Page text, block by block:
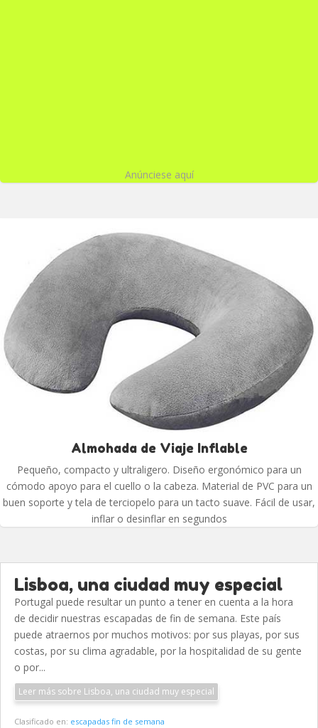
Anúnciese aquí
Almohada de Viaje Inflable
Pequeño, compacto y ultraligero. Diseño ergonómico para un
cómodo apoyo para el cuello o la cabeza. Material de PVC para un
buen soporte y tela de terciopelo para un tacto suave. Fácil de usar,
inflar o desinflar en segundos
Lisboa, una ciudad muy especial
Portugal puede resultar un punto a tener en cuenta a la hora
de decidir nuestras escapadas de fin de semana. Este país
puede atraernos por muchos motivos: por sus playas, por sus
costas, por su clima agradable, por la hospitalidad de su gente
o por...
Leer más sobre Lisboa, una ciudad muy especial
Clasificado en: escapadas fin de semana